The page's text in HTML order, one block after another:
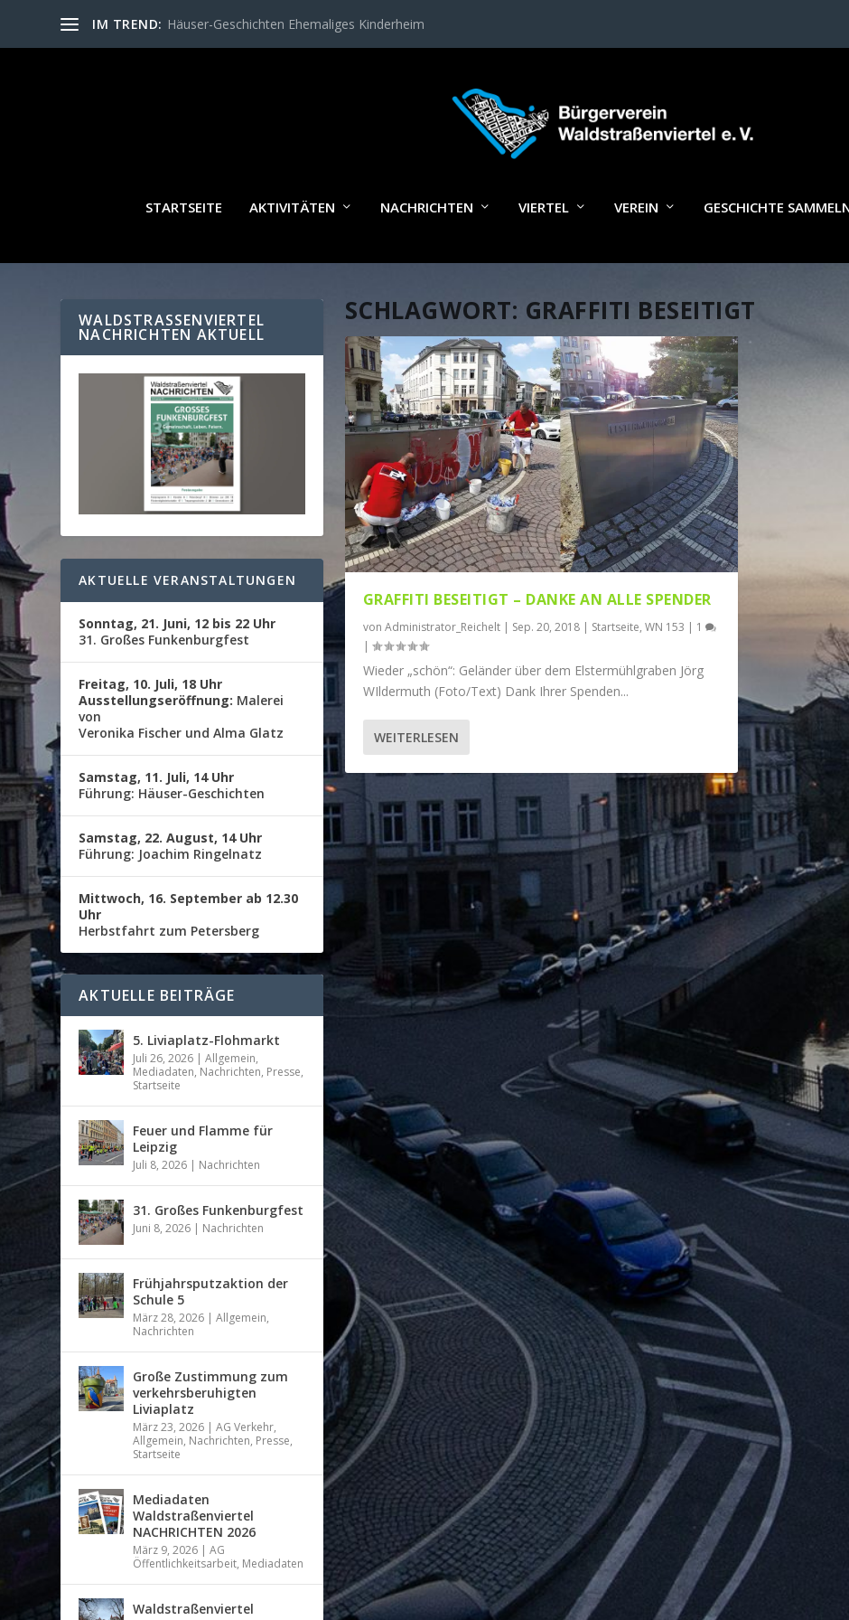
IM TREND: Häuser-Geschichten Ehemaliges Kinderheim
STARTSEITE AKTIVITÄTEN NACHRICHTEN VIERTEL VEREIN GESCHICHTE
SCHLAGWORT: GRAFFITI BESEITIGT
GRAFFITI BESEITIGT – DANKE AN ALLE SPENDER
von Administrator_Reichelt| Sep. 20, 2018| Startseite, WN 153 | 1
|
Wieder „schön“: Geländer über dem Elstermühlgraben Jörg
WIldermuth (Foto/Text) Dank Ihrer Spenden...
WEITERLESEN
WALDSTRASSENVIERTEL N
ACHRICHTEN AKTUELL
AKTUELLE VERANSTALTUNGEN
Sonntag, 21. Juni, 12 bis 22 Uhr
31. Großes Funkenburgfest
Freitag, 10. Juli, 18 Uhr
Ausstellungseröffnung: Malerei
von
Veronika Fischer und Alma Glatz
Samstag, 11. Juli, 14 Uhr
Führung: Häuser-Geschichten
Samstag, 22. August, 14 Uhr
Führung: Joachim Ringelnatz
Mittwoch, 16. September ab 12.30
Uhr
Herbstfahrt zum Petersberg
AKTUELLE BEITRÄGE
5. Liviaplatz-Flohmarkt
Juli 26, 2026 |Allgemein,
Mediadaten, Nachrichten, Presse,
Startseite
Feuer und Flamme für
Leipzig
Juli 8, 2026 | Nachrichten
31. Großes Funkenburgfest
Juni 8, 2026 | Nachrichten
Frühjahrsputzaktion der
Schule 5
März 28, 2026 |Allgemein,
Nachrichten
Große Zustimmung zum
verkehrsberuhigten
Liviaplatz
März 23, 2026 |AG Verkehr,
Allgemein, Nachrichten, Presse,
Startseite
Mediadaten
Waldstraßenviertel
NACHRICHTEN 2026
März 9, 2026 |AG
Öffentlichkeitsarbeit, Mediadaten
Waldstraßenviertel